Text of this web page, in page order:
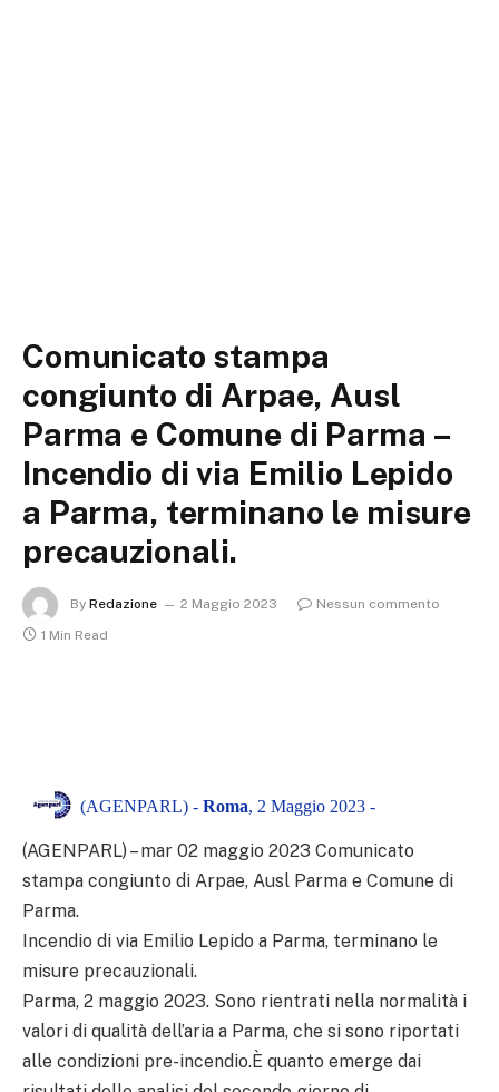
Comunicato stampa
congiunto di Arpae, Ausl
Parma e Comune di Parma –
Incendio di via Emilio Lepido
a Parma, terminano le misure
precauzionali.
By Redazione 2 Maggio 2023
Nessun commento
1 Min Read
(AGENPARL) - Roma, 2 Maggio 2023 -
(AGENPARL) – mar 02 maggio 2023 Comunicato
stampa congiunto di Arpae, Ausl Parma e Comune di
Parma.
Incendio di via Emilio Lepido a Parma, terminano le
misure precauzionali.
Parma, 2 maggio 2023. Sono rientrati nella normalità i
valori di qualità dell’aria a Parma, che si sono riportati
alle condizioni pre-incendio.È quanto emerge dai